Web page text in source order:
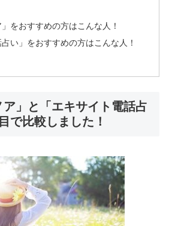
」をおすすめの方はこんな人！
占い」をおすすめの方はこんな人！
ア」と「エキサイト電話占
で比較しました！